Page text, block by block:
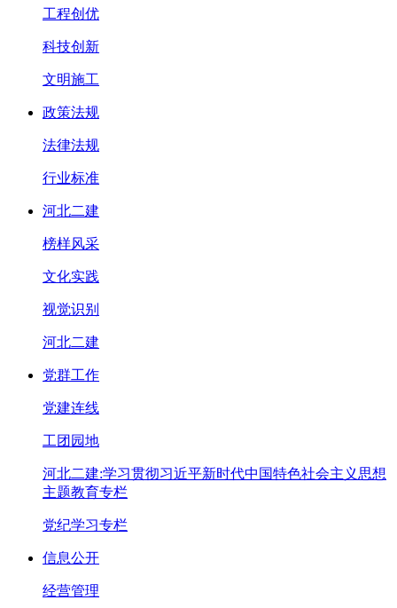
工程创优
科技创新
文明施工
政策法规
法律法规
行业标准
河北二建
榜样风采
文化实践
视觉识别
河北二建
党群工作
党建连线
工团园地
河北二建:学习贯彻习近平新时代中国特色社会主义思想
主题教育专栏
党纪学习专栏
信息公开
经营管理